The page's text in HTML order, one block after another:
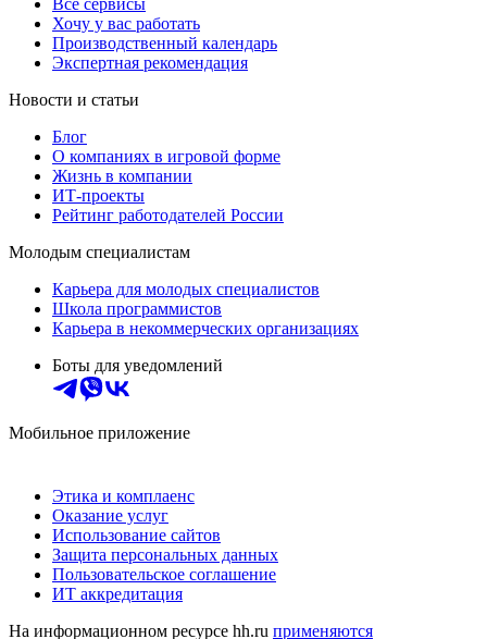
Все сервисы
Хочу у вас работать
Производственный календарь
Экспертная рекомендация
Новости и статьи
Блог
О компаниях в игровой форме
Жизнь в компании
ИТ-проекты
Рейтинг работодателей России
Молодым специалистам
Карьера для молодых специалистов
Школа программистов
Карьера в некоммерческих организациях
Боты для уведомлений
Мобильное приложение
Этика и комплаенс
Оказание услуг
Использование сайтов
Защита персональных данных
Пользовательское соглашение
ИТ аккредитация
На информационном ресурсе hh.ru применяются